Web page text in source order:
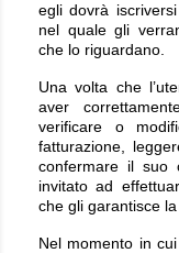
egli dovrà
nel quale gli
che lo riguardano.
Una volta che
aver
verificare o
fatturazione,
confermare il suo
invitato ad
che gli garantisce
Nel momento in